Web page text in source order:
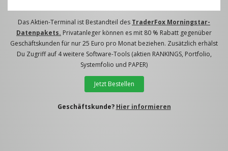
Das Aktien-Terminal ist Bestandteil des TraderFox Morningstar-
Datenpakets. Privatanleger können es mit 80 % Rabatt gegenüber
Geschäftskunden für nur 25 Euro pro Monat beziehen. Zusätzlich erhälst
Du Zugriff auf 4 weitere Software-Tools (aktien RANKINGS, Portfolio,
Systemfolio und PAPER)
Jetzt Bestellen
Geschäftskunde? Hier informieren